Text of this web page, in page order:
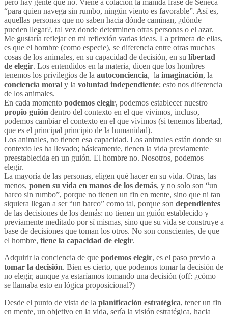
“para quien navega sin rumbo, ningún viento es favorable”. Así es,
aquellas personas que no saben hacia dónde caminan, ¿dónde
pueden llegar?, tal vez donde determinen otras personas o el azar.
Me gustaría reflejar en mi reflexión varias ideas. La primera de ellas,
es que el hombre (como especie), se diferencia entre otras muchas
cosas de los animales, en su capacidad de decisión, en su libertad
de elegir. Los entendidos en la materia, dicen que los hombres
tenemos los privilegios de la autoconciencia, la imaginación, la
conciencia moral y la voluntad independiente; esto nos diferencia
de los animales.
En cada momento podemos elegir, podemos establecer nuestro
propio guión dentro del contexto en el que vivimos, incluso,
podemos cambiar el contexto en el que vivimos (si tenemos libertad,
que es el principal principio de la humanidad).
Los animales, no tienen esa capacidad. Los animales están donde su
contexto les ha llevado; básicamente, tienen la vida previamente
preestablecida en un guión. El hombre no. Nosotros, podemos
elegir.
La mayoría de las personas, eligen qué hacer en su vida. Otras, las
menos, ponen su vida en manos de los demás, y no solo son “un
barco sin rumbo”, porque no tienen un fin en mente, sino que ni tan
siquiera llegan a ser “un barco” como tal, porque son dependientes
de las decisiones de los demás: no tienen un guión establecido y
previamente meditado por sí mismas, sino que su vida se construye a
base de decisiones que toman los otros. No son conscientes, de que
el hombre, tiene la capacidad de elegir.
Adquirir la conciencia de que podemos elegir, es el paso previo a
tomar la decisión. Bien es cierto, que podemos tomar la decisión de
no elegir, aunque ya estaríamos tomando una decisión (off: ¿cómo
se llamaba esto en lógica proposicional?)
Desde el punto de vista de la planificación estratégica, tener un fin
en mente, un objetivo en la vida, sería la visión estratégica, hacia